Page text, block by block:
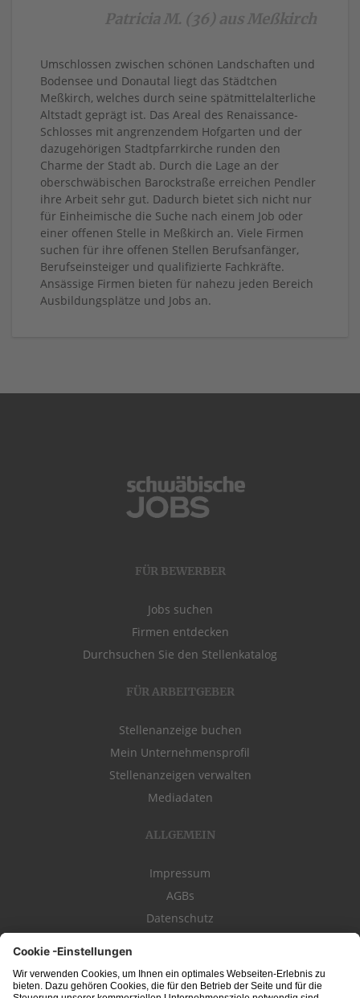
Patricia M. (36) aus Meßkirch
Umschlossen zwischen schönen Landschaften und
Bodensee und Donautal liegt das Städtchen
Meßkirch, welches durch seine spätmittelalterliche
Altstadt geprägt ist. Das Areal des Renaissance-
Schlosses mit angrenzendem Hofgarten und der
dazugehörigen Stadtpfarrkirche runden den
Charme der Stadt ab. Durch die Lage an der
oberschwäbischen Barockstraße erreichen Pendler
ihre Arbeit sehr gut. Dadurch bietet sich nicht nur
für Einheimische die Suche nach einem Job oder
einer offenen Stelle in Meßkirch an. Viele Firmen
suchen für ihre offenen Stellen Berufsanfänger,
Berufseinsteiger und qualifizierte Fachkräfte.
Ansässige Firmen bieten für nahezu jeden Bereich
Ausbildungsplätze und Jobs an.
FÜR BEWERBER
Jobs suchen
Firmen entdecken
Durchsuchen Sie den Stellenkatalog
FÜR ARBEITGEBER
Stellenanzeige buchen
Mein Unternehmensprofil
Stellenanzeigen verwalten
Mediadaten
ALLGEMEIN
Impressum
AGBs
Datenschutz